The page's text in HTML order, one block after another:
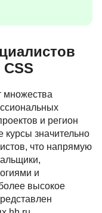
множества
и регион
курсы значительно
что напрямую
и
высокое